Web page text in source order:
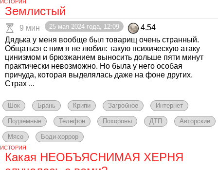
ИСТОРИЯ
Землистый
9 мин 25 мая 2024 года, 12:09
4.54
Дядька у меня вообще был товарищ очень странный.
Общаться с ним я не любил: такую психическую атаку
цинизмом и брюзжанием выносить дольше пяти минут
практически невозможно. Но была у него особая
причуда, которая выделялась даже на фоне других.
Страх ...
Шок Брань Крипи Загробное Интернет
Подземные Телефон Похороны ДТП Авторские
Мясо Боди-хоррор
ИСТОРИЯ
Какая НЕОБЪЯСНИМАЯ ХЕРНЯ